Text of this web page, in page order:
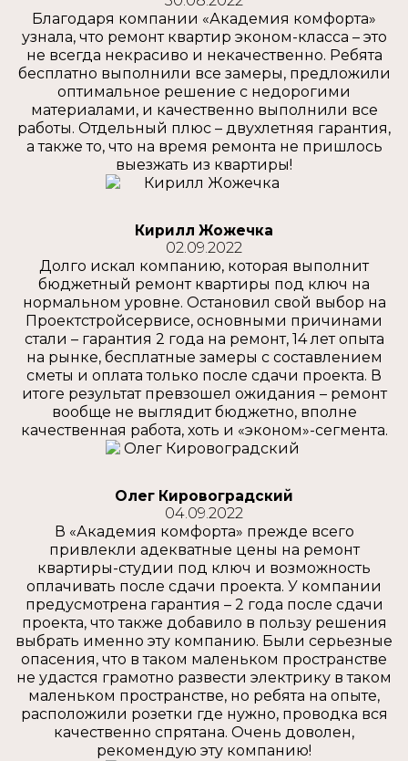
Благодаря компании «Академия комфорта»
узнала, что ремонт квартир эконом-класса – это
не всегда некрасиво и некачественно. Ребята
бесплатно выполнили все замеры, предложили
оптимальное решение с недорогими
материалами, и качественно выполнили все
работы. Отдельный плюс – двухлетняя гарантия,
а также то, что на время ремонта не пришлось
выезжать из квартиры!
Кирилл Жожечка
02.09.2022
Долго искал компанию, которая выполнит
бюджетный ремонт квартиры под ключ на
нормальном уровне. Остановил свой выбор на
Проектстройсервисе, основными причинами
стали – гарантия 2 года на ремонт, 14 лет опыта
на рынке, бесплатные замеры с составлением
сметы и оплата только после сдачи проекта. В
итоге результат превзошел ожидания – ремонт
вообще не выглядит бюджетно, вполне
качественная работа, хоть и «эконом»-сегмента.
Олег Кировоградский
04.09.2022
В «Академия комфорта» прежде всего
привлекли адекватные цены на ремонт
квартиры-студии под ключ и возможность
оплачивать после сдачи проекта. У компании
предусмотрена гарантия – 2 года после сдачи
проекта, что также добавило в пользу решения
выбрать именно эту компанию. Были серьезные
опасения, что в таком маленьком пространстве
не удастся грамотно развести электрику в таком
маленьком пространстве, но ребята на опыте,
расположили розетки где нужно, проводка вся
качественно спрятана. Очень доволен,
рекомендую эту компанию!